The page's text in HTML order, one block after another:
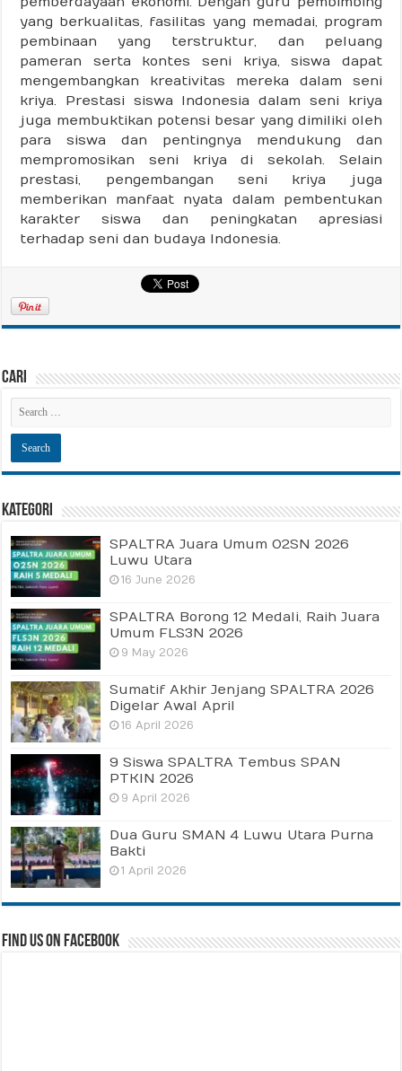
yang berkualitas, fasilitas yang memadai, program
pembinaan yang terstruktur, dan peluang
pameran serta kontes seni kriya, siswa dapat
mengembangkan kreativitas mereka dalam seni
kriya. Prestasi siswa Indonesia dalam seni kriya
juga membuktikan potensi besar yang dimiliki oleh
para siswa dan pentingnya mendukung dan
mempromosikan seni kriya di sekolah. Selain
prestasi, pengembangan seni kriya juga
memberikan manfaat nyata dalam pembentukan
karakter siswa dan peningkatan apresiasi
terhadap seni dan budaya Indonesia.
Cari
Kategori
SPALTRA Juara Umum O2SN 2026
Luwu Utara
16 June 2026
SPALTRA Borong 12 Medali, Raih Juara
Umum FLS3N 2026
9 May 2026
Sumatif Akhir Jenjang SPALTRA 2026
Digelar Awal April
16 April 2026
9 Siswa SPALTRA Tembus SPAN
PTKIN 2026
9 April 2026
Dua Guru SMAN 4 Luwu Utara Purna
Bakti
1 April 2026
Find us on Facebook